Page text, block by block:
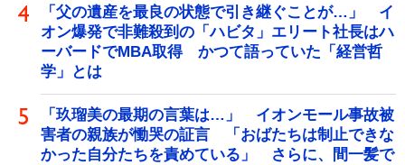
「父の遺産を最良の状態で引き継ぐことが…」 イ
オン爆発で非難殺到の「ハビタ」エリート社長はハ
ーバードでMBA取得 かつて語っていた「経営哲
学」とは
「玖瑠美の最期の言葉は…」 イオンモール事故被
害者の親族が慟哭の証言 「おばたちは制止できな
かった自分たちを責めている」 さらに、間一髪で